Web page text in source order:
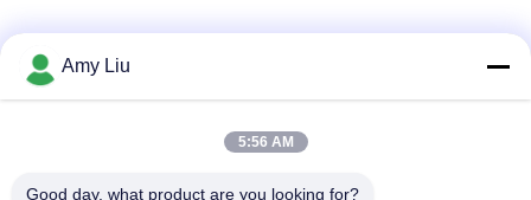
Amy Liu
5:56 AM
Good day, what product are you looking for?